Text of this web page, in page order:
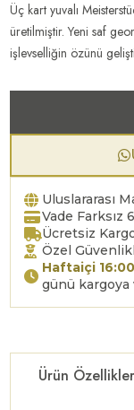
Üç kart yuvalı
üretilmiştir. Yeni saf
işlevselliğin özünü
Uluslararası
Vade Farksız
Ücretsiz
Özel
Haftaiçi
günü
Ürün